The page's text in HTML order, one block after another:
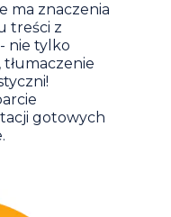
ma znaczenia
treści z
nie tylko
gotowych